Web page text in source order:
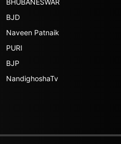
BJD
Naveen Patnaik
PURI
BJP
NandighoshaTv